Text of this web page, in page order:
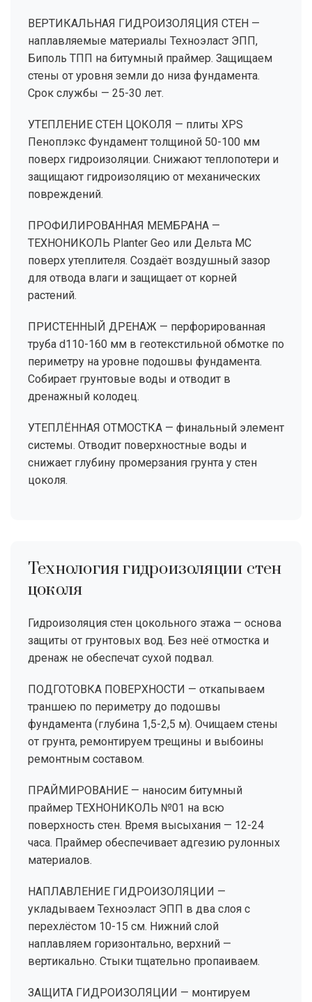
ВЕРТИКАЛЬНАЯ ГИДРОИЗОЛЯЦИЯ СТЕН —
наплавляемые материалы Техноэласт ЭПП,
Биполь ТПП на битумный праймер. Защищаем
стены от уровня земли до низа фундамента.
Срок службы — 25-30 лет.
УТЕПЛЕНИЕ СТЕН ЦОКОЛЯ — плиты XPS
Пеноплэкс Фундамент толщиной 50-100 мм
поверх гидроизоляции. Снижают теплопотери и
защищают гидроизоляцию от механических
повреждений.
ПРОФИЛИРОВАННАЯ МЕМБРАНА —
ТЕХНОНИКОЛЬ Planter Geo или Дельта МС
поверх утеплителя. Создаёт воздушный зазор
для отвода влаги и защищает от корней
растений.
ПРИСТЕННЫЙ ДРЕНАЖ — перфорированная
труба d110-160 мм в геотекстильной обмотке по
периметру на уровне подошвы фундамента.
Собирает грунтовые воды и отводит в
дренажный колодец.
УТЕПЛЁННАЯ ОТМОСТКА — финальный элемент
системы. Отводит поверхностные воды и
снижает глубину промерзания грунта у стен
цоколя.
Технология гидроизоляции стен
цоколя
Гидроизоляция стен цокольного этажа — основа
защиты от грунтовых вод. Без неё отмостка и
дренаж не обеспечат сухой подвал.
ПОДГОТОВКА ПОВЕРХНОСТИ — откапываем
траншею по периметру до подошвы
фундамента (глубина 1,5-2,5 м). Очищаем стены
от грунта, ремонтируем трещины и выбоины
ремонтным составом.
ПРАЙМИРОВАНИЕ — наносим битумный
праймер ТЕХНОНИКОЛЬ №01 на всю
поверхность стен. Время высыхания — 12-24
часа. Праймер обеспечивает адгезию рулонных
материалов.
НАПЛАВЛЕНИЕ ГИДРОИЗОЛЯЦИИ —
укладываем Техноэласт ЭПП в два слоя с
перехлёстом 10-15 см. Нижний слой
наплавляем горизонтально, верхний —
вертикально. Стыки тщательно пропаиваем.
ЗАЩИТА ГИДРОИЗОЛЯЦИИ — монтируем